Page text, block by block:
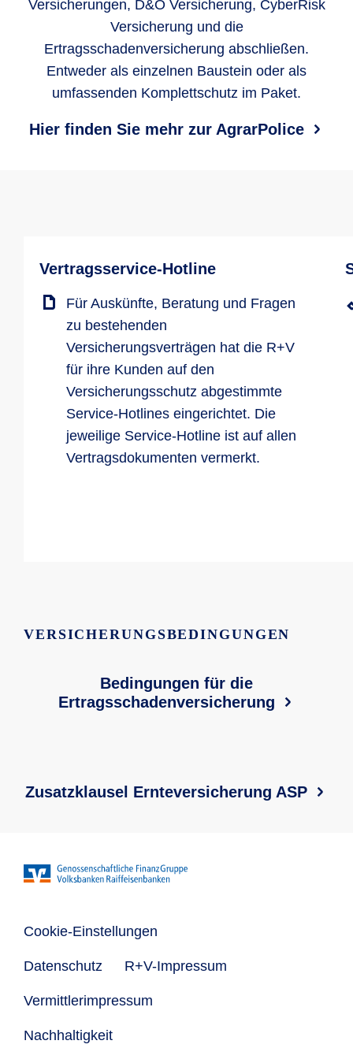
Versicherungen, D&O Versicherung, CyberRisk
Versicherung und die
Ertragsschadenversicherung abschließen.
Entweder als einzelnen Baustein oder als
umfassenden Komplettschutz im Paket.
Hier finden Sie mehr zur AgrarPolice
Vertragsservice-Hotline
Für Auskünfte, Beratung und Fragen
zu bestehenden
Versicherungsverträgen hat die R+V
für ihre Kunden auf den
Versicherungsschutz abgestimmte
Service-Hotlines eingerichtet. Die
jeweilige Service-Hotline ist auf allen
Vertragsdokumenten vermerkt.
VERSICHERUNGSBEDINGUNGEN
Bedingungen für die
Ertragsschadenversicherung
Zusatzklausel Ernteversicherung ASP
Cookie-Einstellungen
Datenschutz R+V-Impressum
Vermittlerimpressum
Nachhaltigkeit